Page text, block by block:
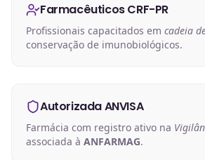
Farmacêuticos CRF-PR
Profissionais capacitados em cadeia
conservação de imunobiológicos.
Autorizada ANVISA
Farmácia com registro ativo na
associada à ANFARMAG.